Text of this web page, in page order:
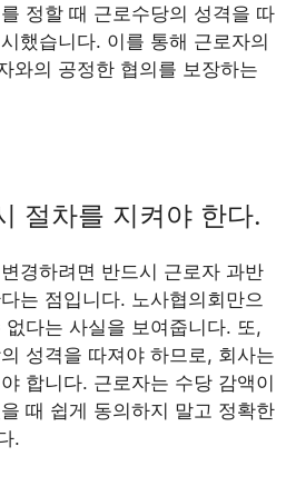
정할 때 근로수당의 성격을 따
했습니다. 이를 통해 근로자의
와의 공정한 협의를 보장하는
절차를 지켜야 한다.
경하려면 반드시 근로자 과반
는 점입니다. 노사협의회만으
다는 사실을 보여줍니다. 또,
성격을 따져야 하므로, 회사는
합니다. 근로자는 수당 감액이
때 쉽게 동의하지 말고 정확한
.